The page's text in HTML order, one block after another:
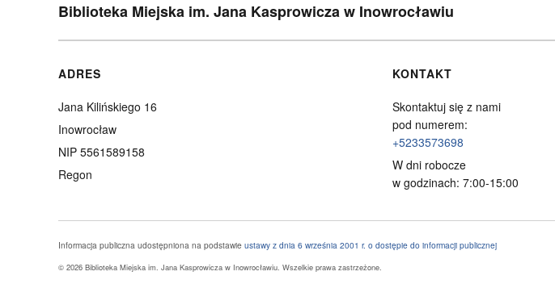
Biblioteka Miejska im. Jana Kasprowicza w Inowrocławiu
ADRES
Jana Kilińskiego 16
Inowrocław
NIP 5561589158
Regon
KONTAKT
Skontaktuj się z nami
pod numerem:
+5233573698
W dni robocze
w godzinach: 7:00-15:00
Informacja publiczna udostępniona na podstawie ustawy z dnia 6 września 2001 r. o dostępie do informacji publicznej
© 2026 Biblioteka Miejska im. Jana Kasprowicza w Inowrocławiu. Wszelkie prawa zastrzeżone.